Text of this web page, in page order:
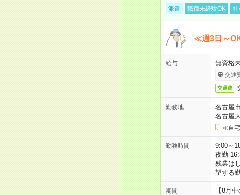
派遣 職種未経験OK 社
≪週3日～
給与 無資格
交通
交通費
勤務地
名古屋
名古屋
≪自宅
勤務時間
9:00～
夜勤
残業は
望する
期間 【8月